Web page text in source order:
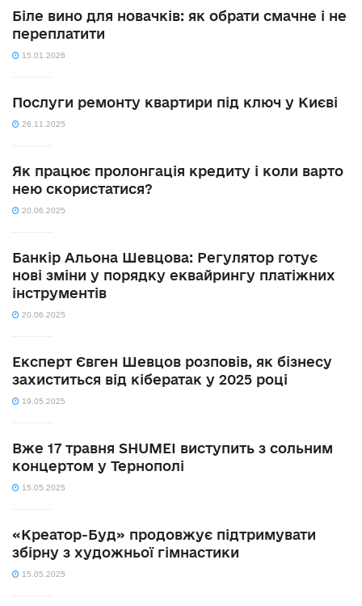
Біле вино для новачків: як обрати смачне і не
переплатити
15.01.2026
Послуги ремонту квартири під ключ у Києві
26.11.2025
Як працює пролонгація кредиту і коли варто
нею скористатися?
20.06.2025
Банкір Альона Шевцова: Регулятор готує
нові зміни у порядку еквайрингу платіжних
інструментів
20.06.2025
Експерт Євген Шевцов розповів, як бізнесу
захиститься від кібератак у 2025 році
19.05.2025
Вже 17 травня SHUMEI виступить з сольним
концертом у Тернополі
15.05.2025
«Креатор-Буд» продовжує підтримувати
збірну з художньої гімнастики
15.05.2025